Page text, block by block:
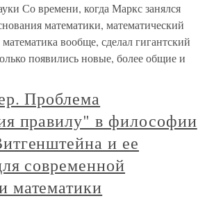
Со времени, когда Маркс занялся
математики, математический
вообще, сделал гигантский
появились новые, более общие и
Проблема
правилу" в философии
и ее
современной
математики